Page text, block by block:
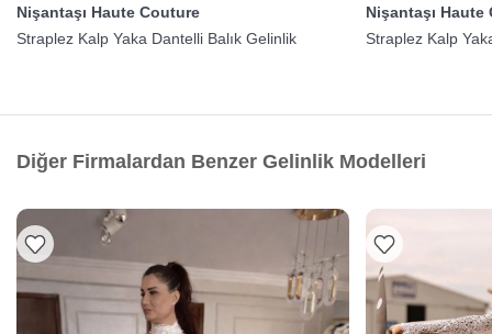
Nişantaşı Haute Couture
Straplez Kalp Yaka Dantelli Balık Gelinlik
Nişantaşı Haute
Straplez Kalp
Diğer Firmalardan Benzer Gelinlik Modelleri